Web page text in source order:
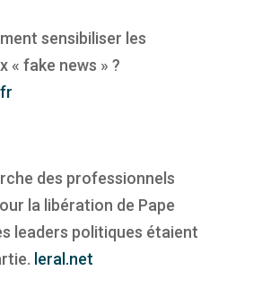
sensibiliser les
« fake news » ?
des professionnels
la libération de Pape
leaders politiques étaient
leral.net